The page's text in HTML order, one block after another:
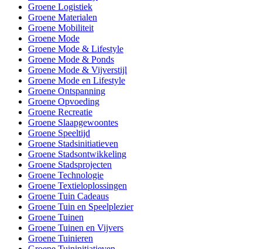
Groene Logistiek
Groene Materialen
Groene Mobiliteit
Groene Mode
Groene Mode & Lifestyle
Groene Mode & Ponds
Groene Mode & Vijverstijl
Groene Mode en Lifestyle
Groene Ontspanning
Groene Opvoeding
Groene Recreatie
Groene Slaapgewoontes
Groene Speeltijd
Groene Stadsinitiatieven
Groene Stadsontwikkeling
Groene Stadsprojecten
Groene Technologie
Groene Textieloplossingen
Groene Tuin Cadeaus
Groene Tuin en Speelplezier
Groene Tuinen
Groene Tuinen en Vijvers
Groene Tuinieren